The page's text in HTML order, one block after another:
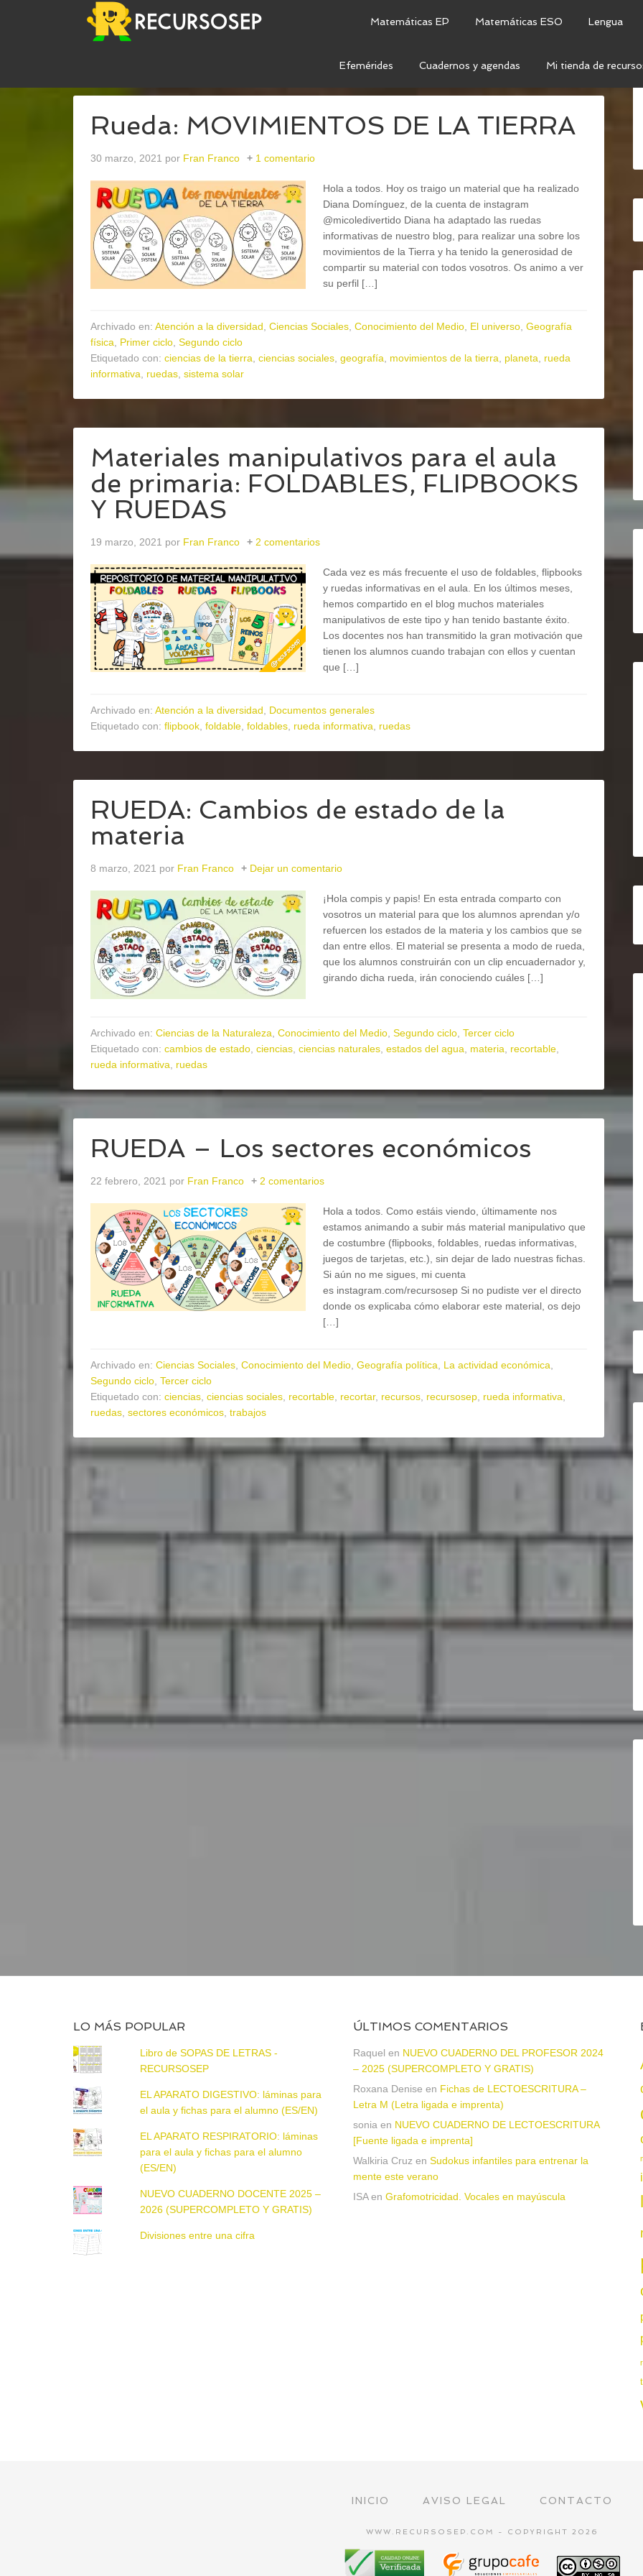
Matemáticas EP Matemáticas ESO Lengua
Efemérides Cuadernos y agendas Mi tienda de
Rueda: MOVIMIENTOS DE LA TIERRA
30 marzo, 2021 por Fran Franco 1 comentario
Hola a todos. Hoy os traigo un material que ha realizado
Diana Domínguez, de la cuenta de instagram
@micoledivertido Diana ha adaptado las ruedas
informativas de nuestro blog, para realizar una sobre los
movimientos de la Tierra y ha tenido la generosidad de
compartir su material con todos vosotros. Os animo a ver
su perfil […]
Archivado en: Atención a la diversidad Ciencias Sociales Conocimiento del Medio El universo Geografía
física
Primer ciclo Segundo ciclo
Etiquetado con: ciencias de la tierra ciencias sociales geografía movimientos de la tierra planeta
rueda
informativa
ruedas sistema solar
Materiales manipulativos para el aula
de primaria: FOLDABLES, FLIPBOOKS
Y RUEDAS
19 marzo, 2021 por Fran Franco 2 comentarios
Cada vez es más frecuente el uso de foldables, flipbooks
y ruedas informativas en el aula. En los últimos meses,
hemos compartido en el blog muchos materiales
manipulativos de este tipo y han tenido bastante éxito.
Los docentes nos han transmitido la gran motivación que
tienen los alumnos cuando trabajan con ellos y cuentan
que […]
Archivado en: Atención a la diversidad
Documentos generales
Etiquetado con: flipbook foldable foldables rueda informativa ruedas
RUEDA: Cambios de estado de la
materia
8 marzo, 2021 por Fran Franco Dejar un comentario
¡Hola compis y papis! En esta entrada comparto con
vosotros un material para que los alumnos aprendan y/o
refuercen los estados de la materia y los cambios que se
dan entre ellos. El material se presenta a modo de rueda,
que los alumnos construirán con un clip encuadernador y,
girando dicha rueda, irán conociendo cuáles […]
Archivado en: Ciencias de la Naturaleza Conocimiento del Medio Segundo ciclo Tercer ciclo
Etiquetado con: cambios de estado ciencias ciencias naturales estados del agua materia recortable
rueda informativa
ruedas
RUEDA – Los sectores económicos
22 febrero, 2021 por Fran Franco 2 comentarios
Hola a todos. Como estáis viendo, últimamente nos
estamos animando a subir más material manipulativo que
de costumbre (flipbooks, foldables, ruedas informativas,
juegos de tarjetas, etc.), sin dejar de lado nuestras fichas.
Si aún no me sigues, mi cuenta
es instagram.com/recursosep Si no pudiste ver el directo
donde os explicaba cómo elaborar este material, os dejo
[…]
Archivado en: Ciencias Sociales Conocimiento del Medio Geografía política La actividad económica
Segundo ciclo Tercer ciclo
Etiquetado con: ciencias ciencias sociales recortable recortar, recursos recursosep rueda informativa
ruedas sectores económicos trabajos
LO MÁS POPULAR
Libro de SOPAS DE LETRAS -
RECURSOSEP
EL APARATO DIGESTIVO: láminas para
el aula y fichas para el alumno (ES/EN)
EL APARATO RESPIRATORIO: láminas
para el aula y fichas para el alumno
(ES/EN)
NUEVO CUADERNO DOCENTE 2025 –
2026 (SUPERCOMPLETO Y GRATIS)
Divisiones entre una cifra
ÚLTIMOS COMENTARIOS
Raquel en NUEVO CUADERNO DEL PROFESOR 2024
– 2025 (SUPERCOMPLETO Y GRATIS)
Roxana Denise en Fichas de LECTOESCRITURA –
Letra M (Letra ligada e imprenta)
sonia en NUEVO CUADERNO DE LECTOESCRITURA
[Fuente ligada e imprenta]
Walkiria Cruz en Sudokus infantiles para entrenar la
mente este verano
ISAen Grafomotricidad. Vocales en mayúscula
INICIO AVISO LEGAL CONTACTO
WWW.RECURSOSEP.COM - COPYRIGHT 2026